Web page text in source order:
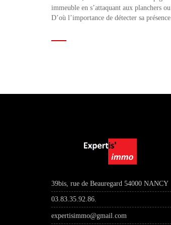
immeuble en s’attaquant aux planchers
D’où l’importance de détecter sa
39bis, rue de Beauregard 54000 NANCY
03.83.35.92.86.
expertisimmo@gmail.com